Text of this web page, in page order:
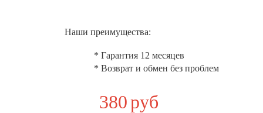
Наши преимущества:
* Гарантия 12 месяцев
* Возврат и обмен без проблем
380руб